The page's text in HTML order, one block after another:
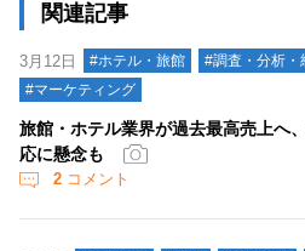
関連記事
3月12日 #ホテル・旅館 #調査・分析・
#マーケティング
旅館・ホテル業界が過去最高売上へ
応に懸念も
2 コメント